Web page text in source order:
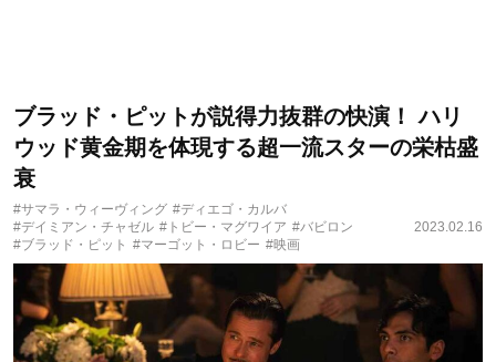
ブラッド・ピットが説得力抜群の快演！ ハリ
ウッド黄金期を体現する超一流スターの栄枯盛
衰
#サマラ・ウィーヴィング #ディエゴ・カルバ
#デイミアン・チャゼル #トビー・マグワイア #バビロン
#ブラッド・ピット #マーゴット・ロビー #映画
2023.02.16